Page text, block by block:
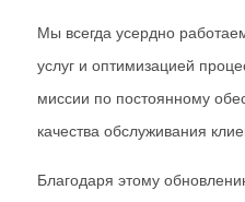
Мы всегда усердно
услуг и оптимизацией
миссии по постоянному
качества обслуживания
Благодаря этому